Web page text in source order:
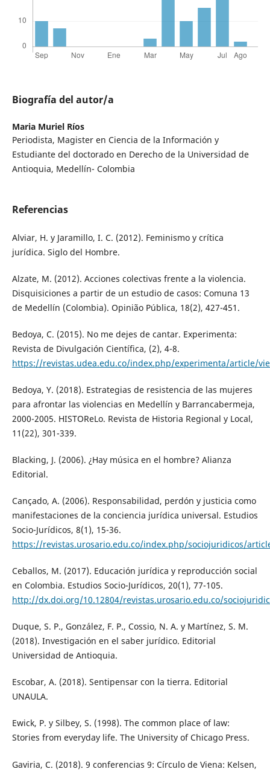
Biografía del autor/a
Maria Muriel Ríos
Periodista, Magister en Ciencia de la Información y
Estudiante del doctorado en Derecho de la Universidad de
Antioquia, Medellín- Colombia
Referencias
Alviar, H. y Jaramillo, I. C. (2012). Feminismo y crítica
jurídica. Siglo del Hombre.
Alzate, M. (2012). Acciones colectivas frente a la violencia.
Disquisiciones a partir de un estudio de casos: Comuna 13
de Medellín (Colombia). Opinião Pública, 18(2), 427-451.
Bedoya, C. (2015). No me dejes de cantar. Experimenta:
Revista de Divulgación Científica, (2), 4-8.
https://revistas.udea.edu.co/index.php/experimenta/article/
Bedoya, Y. (2018). Estrategias de resistencia de las mujeres
para afrontar las violencias en Medellín y Barrancabermeja,
2000-2005. HISTOReLo. Revista de Historia Regional y Local,
11(22), 301-339.
Blacking, J. (2006). ¿Hay música en el hombre? Alianza
Editorial.
Cançado, A. (2006). Responsabilidad, perdón y justicia como
manifestaciones de la conciencia jurídica universal. Estudios
Socio-Jurídicos, 8(1), 15-36.
https://revistas.urosario.edu.co/index.php/sociojuridicos/
Ceballos, M. (2017). Educación jurídica y reproducción social
en Colombia. Estudios Socio-Jurídicos, 20(1), 77-105.
http://dx.doi.org/10.12804/revistas.urosario.edu.co/
Duque, S. P., González, F. P., Cossio, N. A. y Martínez, S. M.
(2018). Investigación en el saber jurídico. Editorial
Universidad de Antioquia.
Escobar, A. (2018). Sentipensar con la tierra. Editorial
UNAULA.
Ewick, P. y Silbey, S. (1998). The common place of law:
Stories from everyday life. The University of Chicago Press.
Gaviria, C. (2018). 9 conferencias 9: Círculo de Viena: Kelsen,